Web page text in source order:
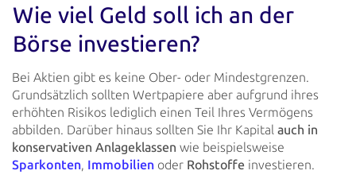
Wie viel Geld soll ich an der
Börse investieren?
Bei Aktien gibt es keine Ober- oder Mindestgrenzen.
Grundsätzlich sollten Wertpapiere aber aufgrund ihres
erhöhten Risikos lediglich einen Teil Ihres Vermögens
abbilden. Darüber hinaus sollten Sie Ihr Kapital auch in
konservativen Anlageklassen wie beispielsweise
Sparkonten, Immobilien oder Rohstoffe investieren.